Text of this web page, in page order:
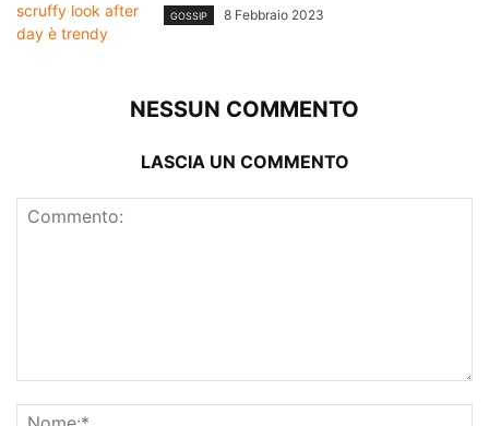
GOSSIP 8 Febbraio 2023
NESSUN COMMENTO
LASCIA UN COMMENTO